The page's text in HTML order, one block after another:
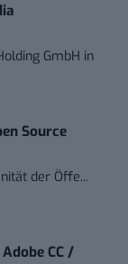
GmbH in
Source
der Öffe...
CC /